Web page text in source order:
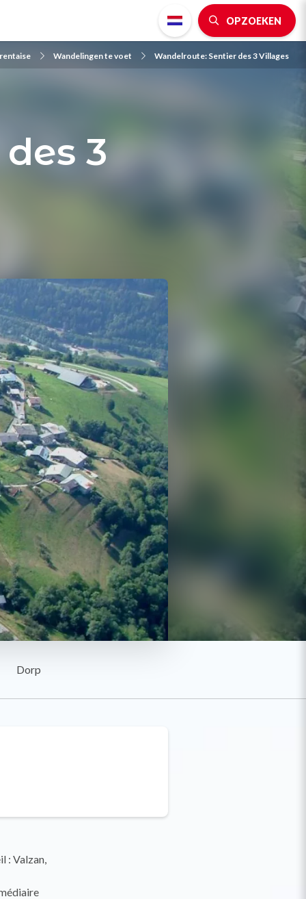
OPZOEKEN
Wandelingen te voet Wandelroute: Sentier des 3 Villages
3
Dorp
: Valzan,